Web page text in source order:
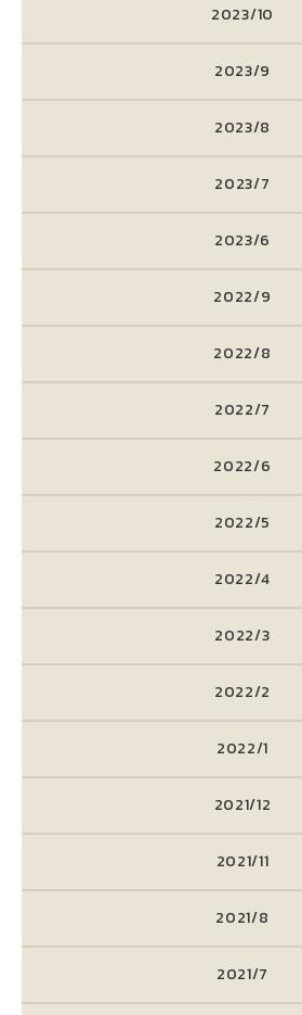
2023/10
2023/9
2023/8
2023/7
2023/6
2022/9
2022/8
2022/7
2022/6
2022/5
2022/4
2022/3
2022/2
2022/1
2021/12
2021/11
2021/8
2021/7